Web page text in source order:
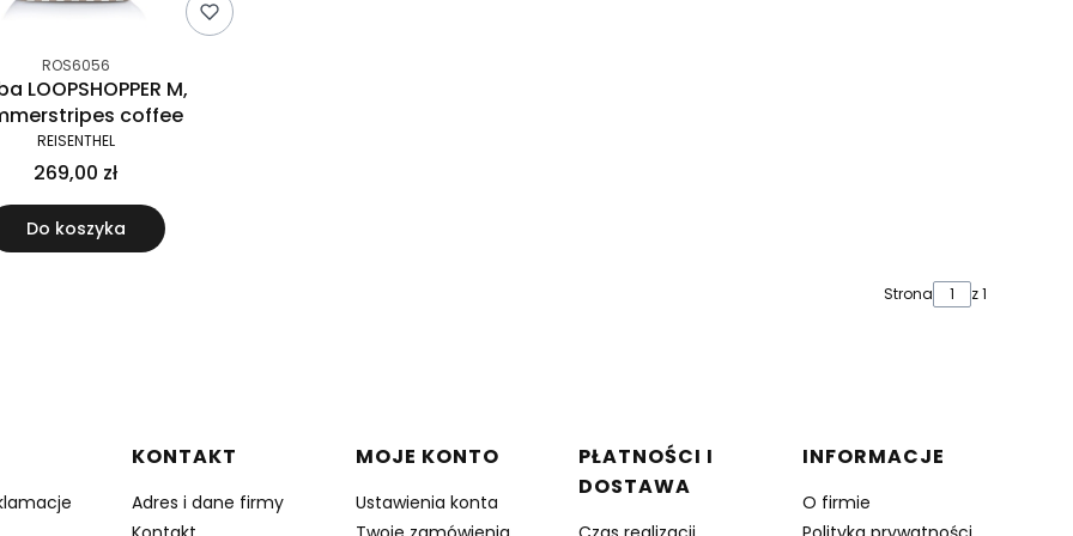
ROS6056
LOOPSHOPPER M,
coffee
REISENTHEL
269,00 zł
Do koszyka
Strona z 1
KONTAKT
Adres i dane firmy
MOJE KONTO
Ustawienia konta
PŁATNOŚCI I
DOSTAWA
INFORMACJE
O firmie